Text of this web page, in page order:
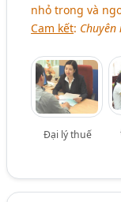
nhỏ trong và
Cam kết:
Đại lý thuế